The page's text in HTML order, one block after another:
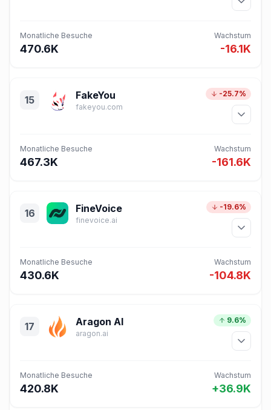
Monatliche Besuche
470.6K
Wachstum
-16.1K
15 FakeYou
fakeyou.com
-25.7%
Monatliche Besuche
467.3K
Wachstum
-161.6K
16 FineVoice
finevoice.ai
-19.6%
Monatliche Besuche
430.6K
Wachstum
-104.8K
17 Aragon AI
aragon.ai
9.6%
Monatliche Besuche
420.8K
Wachstum
+36.9K